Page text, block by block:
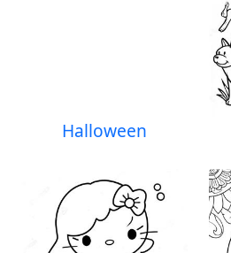
Halloween